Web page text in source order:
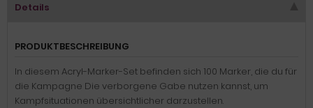
Details
PRODUKTBESCHREIBUNG
In diesem Acryl-Marker-Set befinden sich 100 Marker, die du für
die Kampagne Die verborgene Gabe nutzen kannst, um
Kampfsituationen übersichtlicher darzustellen.